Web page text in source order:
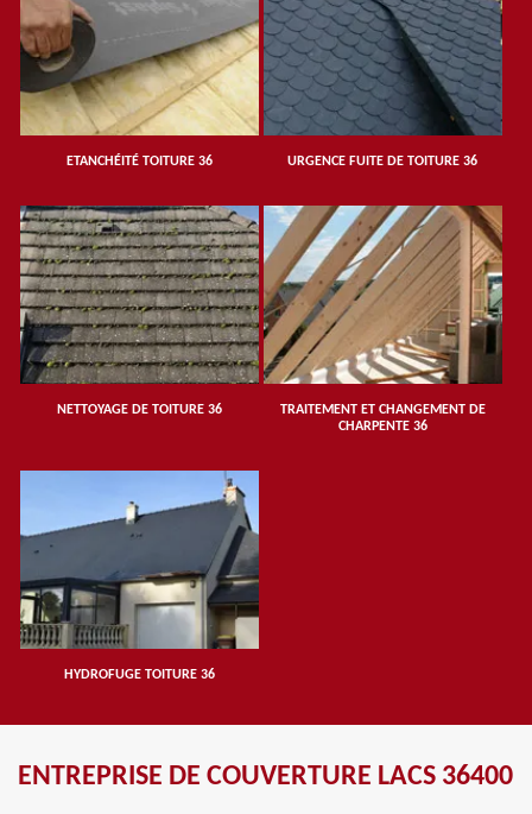
ETANCHÉITÉ TOITURE 36 URGENCE FUITE DE TOITURE 36
NETTOYAGE DE TOITURE 36
TRAITEMENT ET CHANGEMENT DE
CHARPENTE 36
HYDROFUGE TOITURE 36
ENTREPRISE DE COUVERTURE LACS 36400